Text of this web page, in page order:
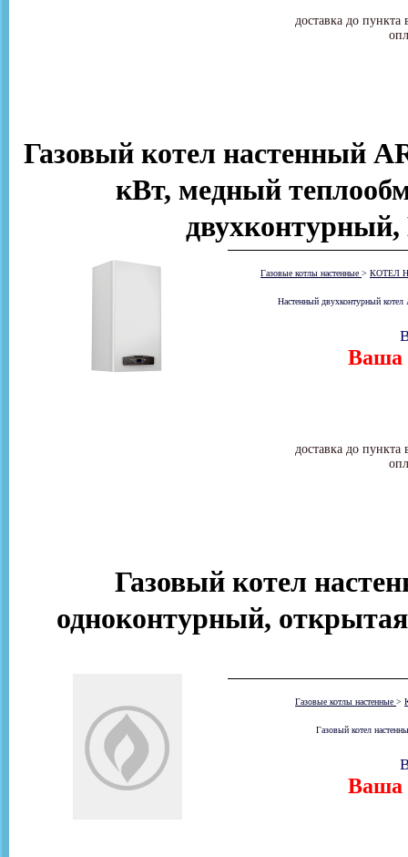
доставка до
Газовый котел настенный
кВт, медный
Газовые котлы настенные > КОТЕЛ
Настенный двухконтурный
Ваша
доставка до
Газовый котел
одноконтурный,
Газовые котлы настенные >
Газовый котел
Ваша